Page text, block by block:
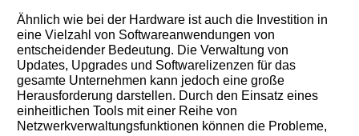
Ähnlich wie bei der Hardware ist auch die Investition in
eine Vielzahl von Softwareanwendungen von
entscheidender Bedeutung. Die Verwaltung von
Updates, Upgrades und Softwarelizenzen für das
gesamte Unternehmen kann jedoch eine große
Herausforderung darstellen. Durch den Einsatz eines
einheitlichen Tools mit einer Reihe von
Netzwerkverwaltungsfunktionen können die Probleme,